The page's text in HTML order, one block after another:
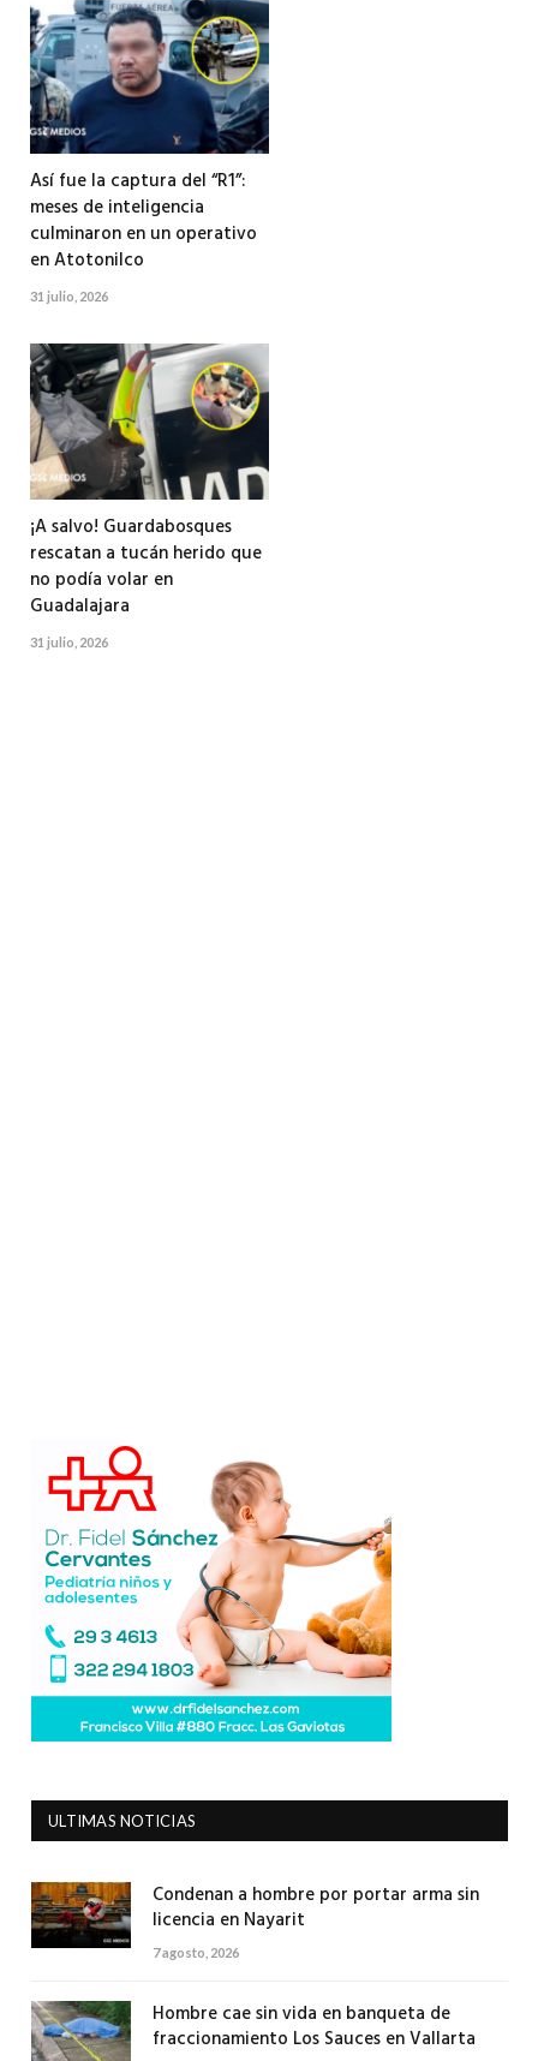
Así fue la captura del “R1”:
meses de inteligencia
culminaron en un operativo
en Atotonilco
31 julio, 2026
¡A salvo! Guardabosques
rescatan a tucán herido que
no podía volar en
Guadalajara
31 julio, 2026
ULTIMAS NOTICIAS
Condenan a hombre por portar arma sin
licencia en Nayarit
7 agosto, 2026
Hombre cae sin vida en banqueta de
fraccionamiento Los Sauces en Vallarta